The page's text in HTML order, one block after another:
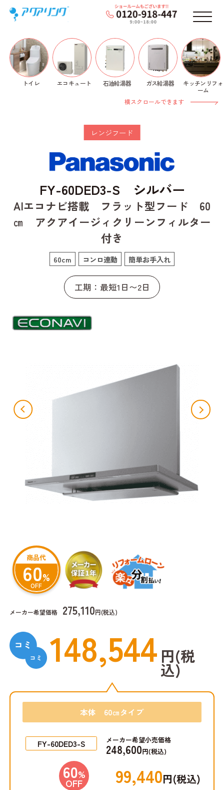
メニ
トイレ エコキュート 石油給湯器 ガス給湯器
キッチンリフォ
ーム
横スクロールできます
ホーム > レンジフード >Panasonic >エコナビレンジ
> FY-60DED3-S シルバー
レンジフード
FY-60DED3-S シルバー
AIエコナビ搭載 フラット型フード 60
㎝ アクアイージィクリーンフィルター
付き
60cm コンロ連動 簡単お手入れ
工期：最短1日〜2日
商品代
60%
OFF
メーカー希望価格 275,110円(税込)
148,544 円(税
込)
本体 60㎝タイプ
FY-60DED3-S メーカー希望小売価格
248,600円(税込)
60%
OFF 99,440円(税込)